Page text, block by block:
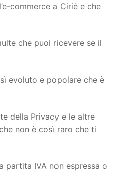
commerce a Ciriè e che
che puoi ricevere se il
evoluto e popolare che è
della Privacy e le altre
non è così raro che ti
partita IVA non espressa o